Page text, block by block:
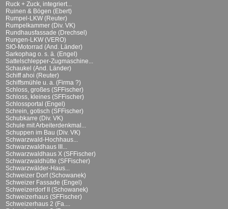
Ruck + Zuck, integriert...
Ruinen & Bögen (Ebert)
Rumpel-LKW (Reuter)
Rumpelkammer (Div. VK)
Rundhausfassade (Drechsel)
Rungen-LKW (VERO)
SIO-Motorrad (And. Länder)
Sarkophag o. s. ä. (Engel)
Sattelschlepper-Zugmaschine...
Schaukel (And. Länder)
Schiff ahoi (Reuter)
Schiffsmühle u. a. (Firma ?)
Schloss, großes (SFFischer)
Schloss, kleines (SFFischer)
Schlossportal (Engel)
Schrein, gotisch (SFFischer)
Schubkarre (Div. VK)
Schule mit Arbeiterdenkmal...
Schuppen im Bau (Div. VK)
Schwarzwald-Hochhaus...
Schwarzwaldhaus III...
Schwarzwaldhaus X (SFFischer)
Schwarzwaldhütte (SFFischer)
Schwarzwälder-Haus...
Schweizer Dorf (Schowanek)
Schweizer Fassade (Engel)
Schweizerdorf II (Schowanek)
Schweizerhaus (SFFischer)
Schweizerhaus 2 (Fa....